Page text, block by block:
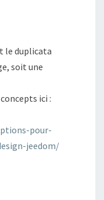
le duplicata
soit une
concepts ici :
pour-
jeedom/